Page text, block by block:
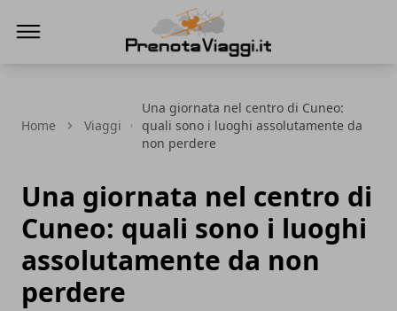
Home Viaggi
Una giornata nel centro di Cuneo:
quali sono i luoghi assolutamente da
non perdere
Una giornata nel centro di
Cuneo: quali sono i luoghi
assolutamente da non
perdere